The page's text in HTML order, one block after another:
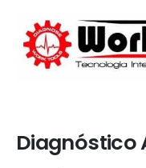
Diagnóstico